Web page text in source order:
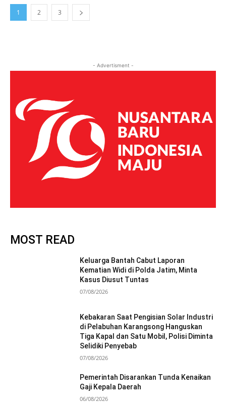
1 2 3
- Advertisment -
MOST READ
Keluarga Bantah Cabut Laporan
Kematian Widi di Polda Jatim, Minta
Kasus Diusut Tuntas
07/08/2026
Kebakaran Saat Pengisian Solar Industri
di Pelabuhan Karangsong Hanguskan
Tiga Kapal dan Satu Mobil, Polisi Diminta
Selidiki Penyebab
07/08/2026
Pemerintah Disarankan Tunda Kenaikan
Gaji Kepala Daerah
06/08/2026